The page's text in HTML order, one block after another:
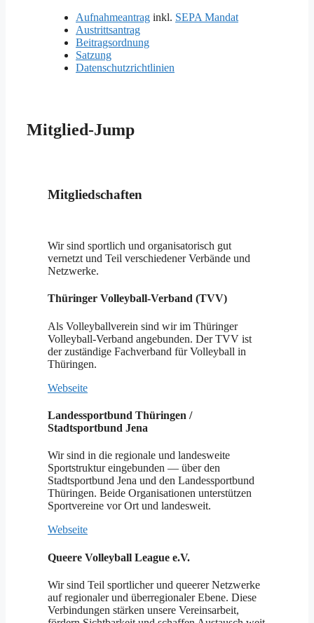
Aufnahmeantrag inkl. SEPA Mandat
Austrittsantrag
Beitragsordnung
Satzung
Datenschutzrichtlinien
Mitglied-Jump
Mitgliedschaften
Wir sind sportlich und organisatorisch gut
vernetzt und Teil verschiedener Verbände und
Netzwerke.
Thüringer Volleyball-Verband (TVV)
Als Volleyballverein sind wir im Thüringer
Volleyball-Verband angebunden. Der TVV ist
der zuständige Fachverband für Volleyball in
Thüringen.
Webseite
Landessportbund Thüringen /
Stadtsportbund Jena
Wir sind in die regionale und landesweite
Sportstruktur eingebunden — über den
Stadtsportbund Jena und den Landessportbund
Thüringen. Beide Organisationen unterstützen
Sportvereine vor Ort und landesweit.
Webseite
Queere Volleyball League e.V.
Wir sind Teil sportlicher und queerer Netzwerke
auf regionaler und überregionaler Ebene. Diese
Verbindungen stärken unsere Vereinsarbeit,